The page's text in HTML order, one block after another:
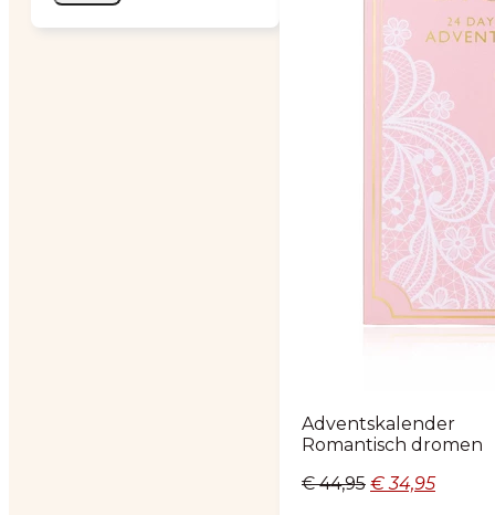
Adventskalender
Romantisch dromen
€44,95 €34,95